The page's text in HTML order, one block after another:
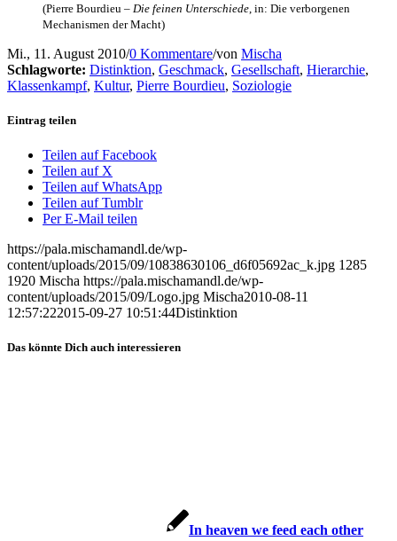
(Pierre Bour­dieu – Die fei­nen Unter­schie­de , in: Die ver­bor­ge­nen
Mecha­nis­men der Macht)
Mi., 11. August 2010/0 Kommentare/von Mischa
Schlagworte: Distinktion, Geschmack, Gesellschaft, Hierarchie,
Klassenkampf, Kultur, Pierre Bourdieu, Soziologie
Eintrag teilen
Teilen auf Facebook
Teilen auf X
Teilen auf WhatsApp
Teilen auf Tumblr
Per E-Mail teilen
https://pala.mischamandl.de/wp-
content/uploads/2015/09/10838630106_d6f05692ac_k.jpg 1285
1920 Mischa https://pala.mischamandl.de/wp-
content/uploads/2015/09/Logo.jpg Mischa2010-08-11
12:57:222015-09-27 10:51:44Distink­ti­on
Das könnte Dich auch interessieren
In hea­ven we feed each other